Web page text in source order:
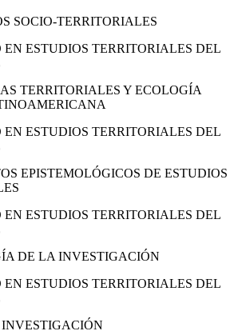
SOCIO-TERRITORIALES
ESTUDIOS TERRITORIALES DEL
TERRITORIALES Y ECOLOGÍA
ESTUDIOS TERRITORIALES DEL
EPISTEMOLÓGICOS DE ESTUDIOS
ESTUDIOS TERRITORIALES DEL
DE LA INVESTIGACIÓN
ESTUDIOS TERRITORIALES DEL